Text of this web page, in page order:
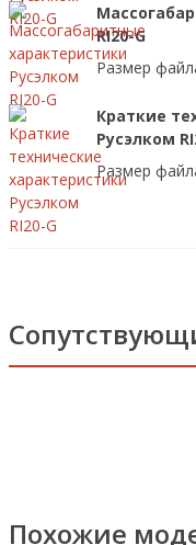
RI20-G
Размер
Краткие
Русэлком
Размер
Похожие